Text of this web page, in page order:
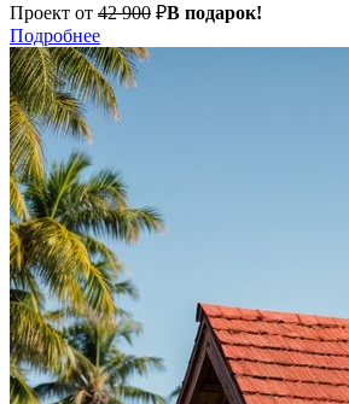
Проект от 42 900 ₽В подарок!
Подробнее